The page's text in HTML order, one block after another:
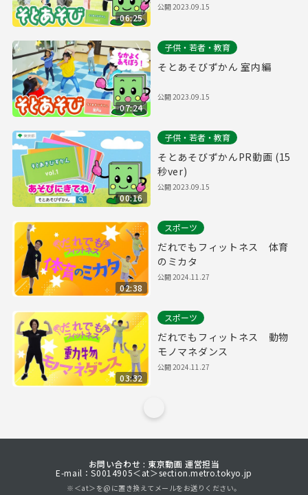
06:25
公開2023.09.15
07:24
子供・若者・教育
そとあそびずかん 室内編
公開2023.09.15
00:16
子供・若者・教育
そとあそびずかんPR動画 (15
秒ver)
公開2023.09.15
02:38
スポーツ
だれでもフィットネス 体育
のミカタ
公開2024.11.27
03:32
スポーツ
だれでもフィットネス 動物
モノマネダンス
公開2024.11.27
お問い合わせ : 東京動画 運営担当
E-mail：S0014905＜at＞section.metro.tokyo.jp
※＜at＞を@に置き換えてメールをお送りください。